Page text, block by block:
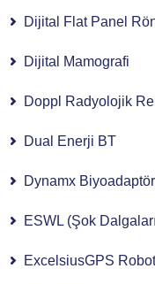
Dijital Flat Panel
Dijital Mamografi
Doppl Radyolojik
Dual Enerji BT
Dynamx Biyoadaptör
ESWL (Şok
ExcelsiusGPS